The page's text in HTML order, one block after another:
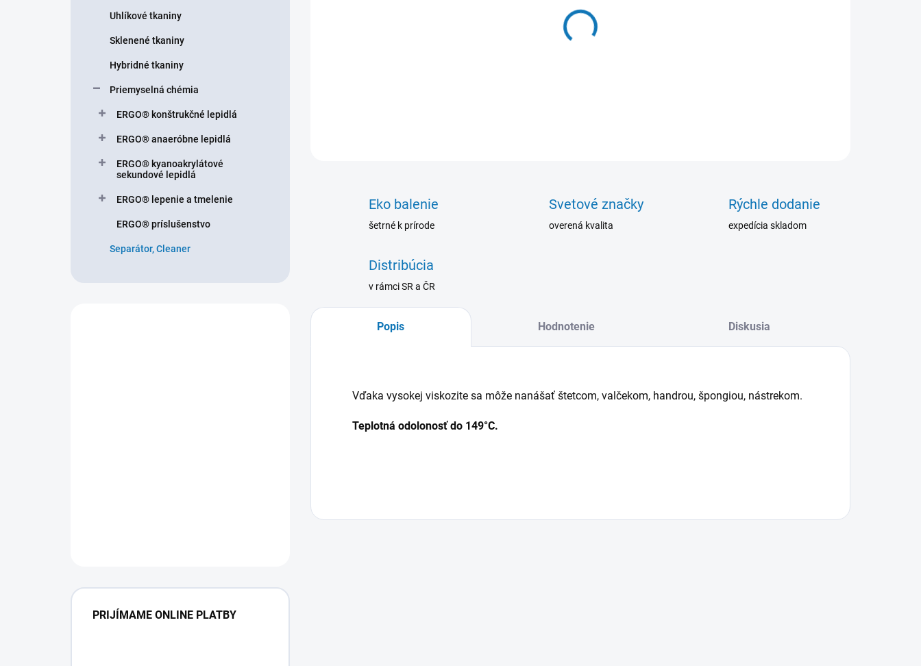
Uhlíkové tkaniny
Sklenené tkaniny
Hybridné tkaniny
Priemyselná chémia
ERGO® konštrukčné lepidlá
ERGO® anaeróbne lepidlá
ERGO® kyanoakrylátové
sekundové lepidlá
ERGO® lepenie a tmelenie
ERGO® príslušenstvo
Separátor, Cleaner
PRIJÍMAME ONLINE PLATBY
Eko balenie
šetrné k prírode
Svetové značky
overená kvalita
Rýchle dodanie
expedícia skladom
Distribúcia
v rámci SR a ČR
Popis Hodnotenie Diskusia
Vďaka vysokej viskozite sa môže nanášať štetcom, valčekom, handrou, špongiou, nástrekom.
Teplotná odolonosť do 149°C.